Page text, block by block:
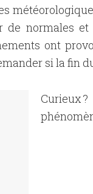
de normales
ont
si la fin
Curieux